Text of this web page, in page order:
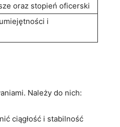
oraz stopień oficerski
i
Należy do nich:
ciągłość i stabilność